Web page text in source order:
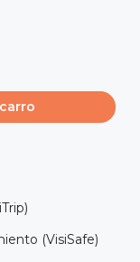
(VisiSafe)